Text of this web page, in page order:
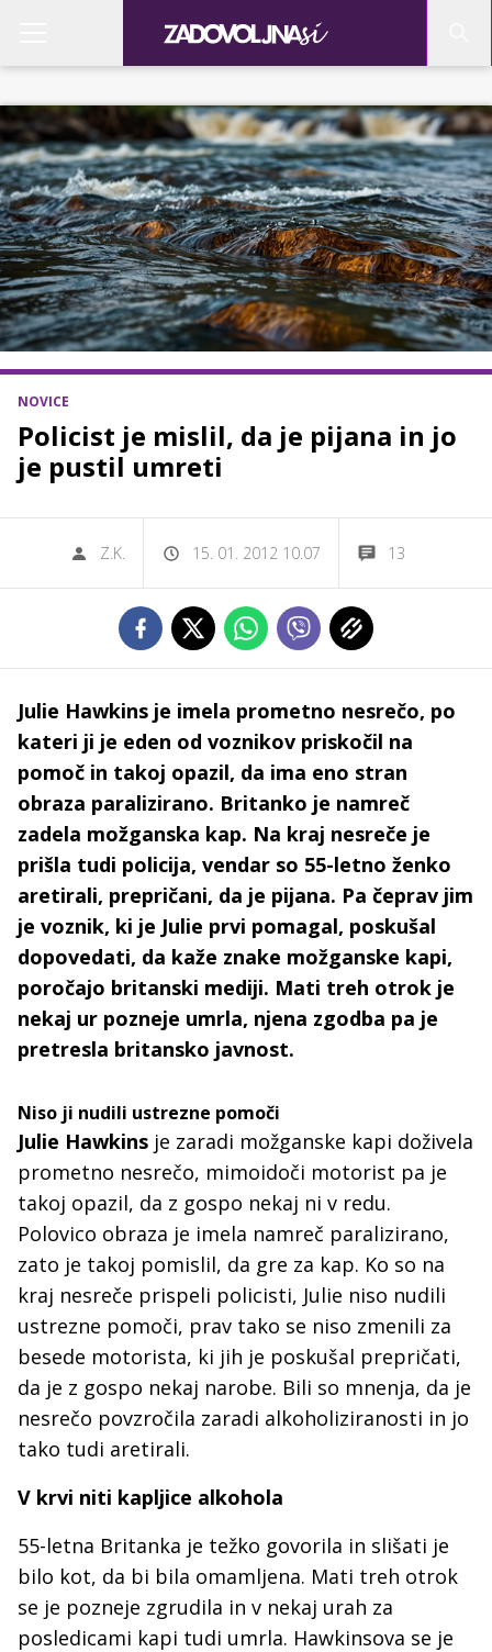
NOVICE
Policist je mislil, da je pijana in jo
je pustil umreti
Z.K. 15. 01. 2012 10.07 13
Julie Hawkins je imela prometno nesrečo, po
kateri ji je eden od voznikov priskočil na
pomoč in takoj opazil, da ima eno stran
obraza paralizirano. Britanko je namreč
zadela možganska kap. Na kraj nesreče je
prišla tudi policija, vendar so 55-letno ženko
aretirali, prepričani, da je pijana. Pa čeprav jim
je voznik, ki je Julie prvi pomagal, poskušal
dopovedati, da kaže znake možganske kapi,
poročajo britanski mediji. Mati treh otrok je
nekaj ur pozneje umrla, njena zgodba pa je
pretresla britansko javnost.
Niso ji nudili ustrezne pomoči
Julie Hawkins je zaradi možganske kapi doživela
prometno nesrečo, mimoidoči motorist pa je
takoj opazil, da z gospo nekaj ni v redu.
Polovico obraza je imela namreč paralizirano,
zato je takoj pomislil, da gre za kap. Ko so na
kraj nesreče prispeli policisti, Julie niso nudili
ustrezne pomoči, prav tako se niso zmenili za
besede motorista, ki jih je poskušal prepričati,
da je z gospo nekaj narobe. Bili so mnenja, da je
nesrečo povzročila zaradi alkoholiziranosti in jo
tako tudi aretirali.
V krvi niti kapljice alkohola
55-letna Britanka je težko govorila in slišati je
bilo kot, da bi bila omamljena. Mati treh otrok
se je pozneje zgrudila in v nekaj urah za
posledicami kapi tudi umrla. Hawkinsova se je